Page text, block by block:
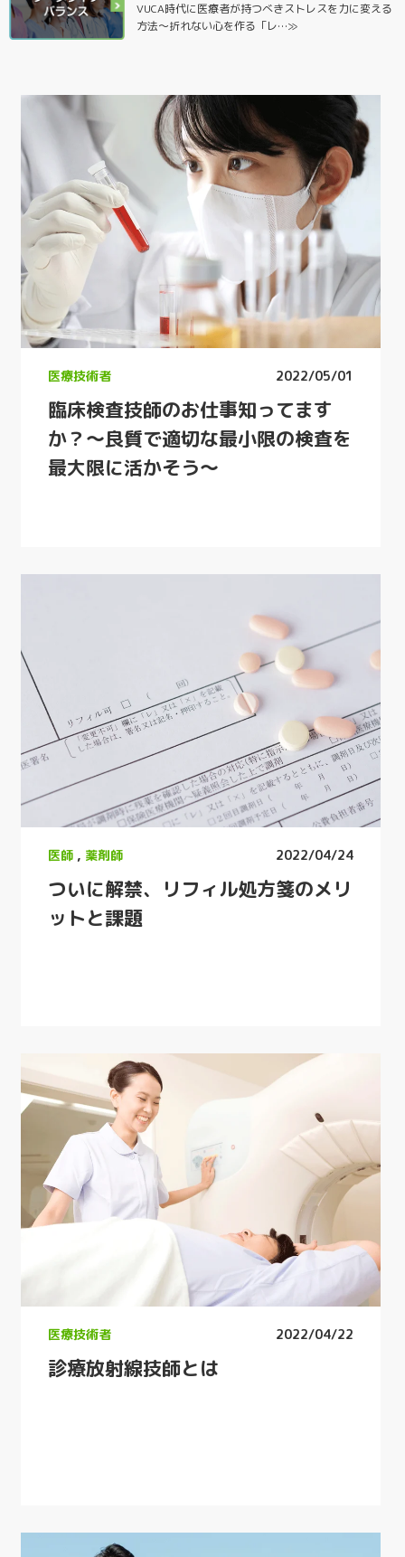
VUCA時代に医療者が持つべきストレスを力に変える
方法～折れない心を作る「レ…≫
2022/05/01
医療技術者
臨床検査技師のお仕事知ってます
か？〜良質で適切な最小限の検査を
最大限に活かそう〜
2022/04/24
医師 , 薬剤師
ついに解禁、リフィル処方箋のメリ
ットと課題
2022/04/22
医療技術者
診療放射線技師とは